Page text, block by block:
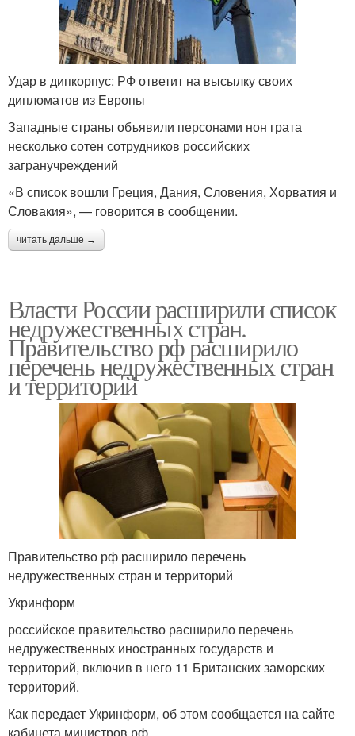
Удар в дипкорпус: РФ ответит на высылку своих
дипломатов из Европы
Западные страны объявили персонами нон грата
несколько сотен сотрудников российских
загранучреждений
«В список вошли Греция, Дания, Словения, Хорватия и
Словакия», — говорится в сообщении.
читать дальше →
Власти России расширили список
недружественных стран.
Правительство рф расширило
перечень недружественных стран
и территорий
Правительство рф расширило перечень
недружественных стран и территорий
Укринформ
российское правительство расширило перечень
недружественных иностранных государств и
территорий, включив в него 11 Британских заморских
территорий.
Как передает Укринформ, об этом сообщается на сайте